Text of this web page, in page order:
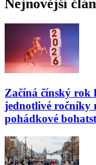
Nejnovější
Začíná čínský rok
jednotlivé ročníky
pohádkové